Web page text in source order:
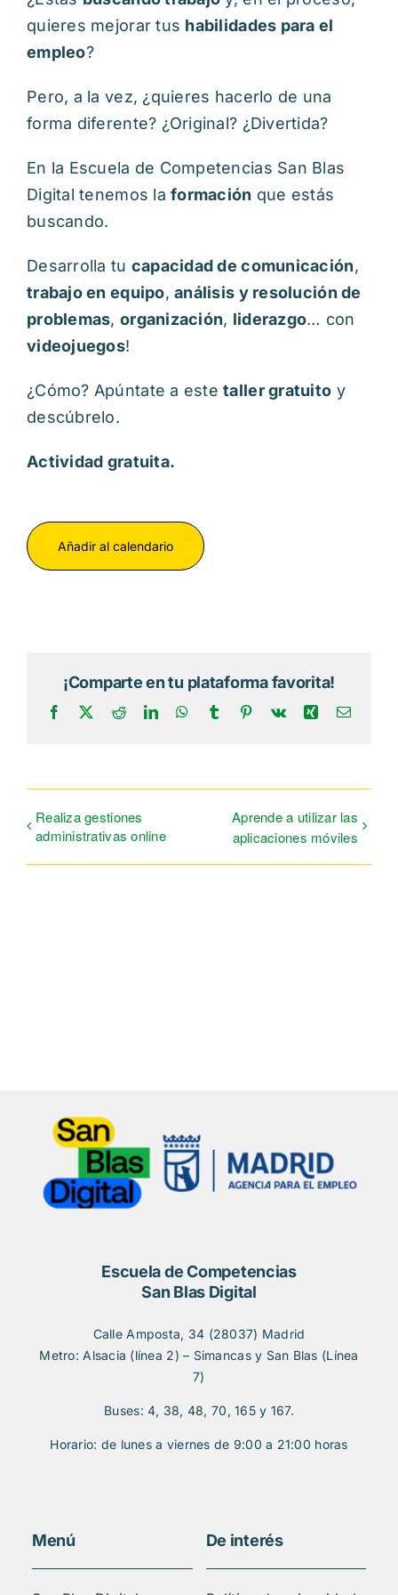
quieres mejorar tus habilidades para el
empleo?
Pero, a la vez, ¿quieres hacerlo de una
forma diferente? ¿Original? ¿Divertida?
En la Escuela de Competencias San Blas
Digital tenemos laformación que estás
buscando.
Desarrolla tu capacidad de comunicación,
trabajo en equipo,análisis y resolución de
problemas, organización, liderazgo… con
videojuegos!
¿Cómo? Apúntate a estetaller gratuito y
descúbrelo.
Actividad gratuita.
Añadir al calendario
¡Comparte en tu plataforma favorita!
Facebook RedditLinkedInWhatsApp
Tumblr Pinterest
Vk XingCorreo
Realiza gestiones
administrativas online
Aprende a utilizar las
aplicaciones móviles
Escuela de Competencias
San Blas Digital
Calle Amposta, 34 (28037) Madrid
Metro: Alsacia (línea 2) – Simancas y San Blas (Línea
7)
Buses: 4, 38, 48, 70, 165 y 167.
Horario: de lunes a viernes de 9:00 a 21:00 horas
Menú De interés